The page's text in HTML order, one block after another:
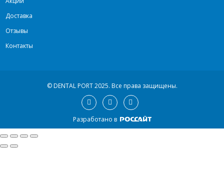
Доставка
Отзывы
Контакты
© DENTAL PORT 2025. Все права защищены.
Разработано в